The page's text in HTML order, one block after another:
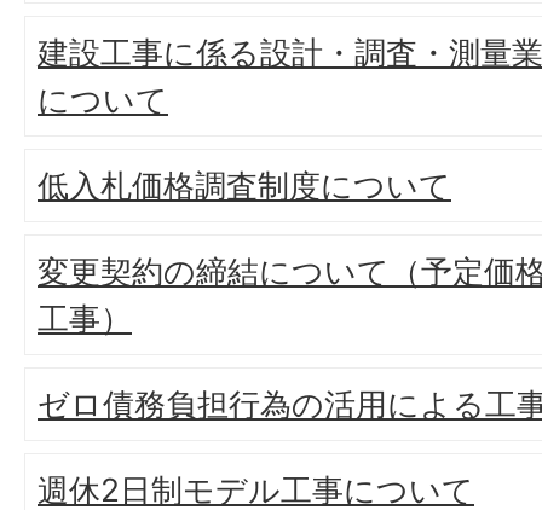
建設工事に係る設計・調査・測量
について
低入札価格調査制度について
変更契約の締結について（予定価
工事）
ゼロ債務負担行為の活用による工
週休2日制モデル工事について